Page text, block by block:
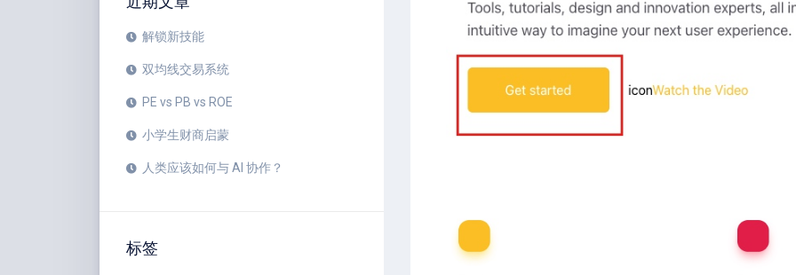
解锁新技能
双均线交易系统
PE vs PB vs ROE
小学生财商启蒙
人类应该如何与 AI 协作？
标签